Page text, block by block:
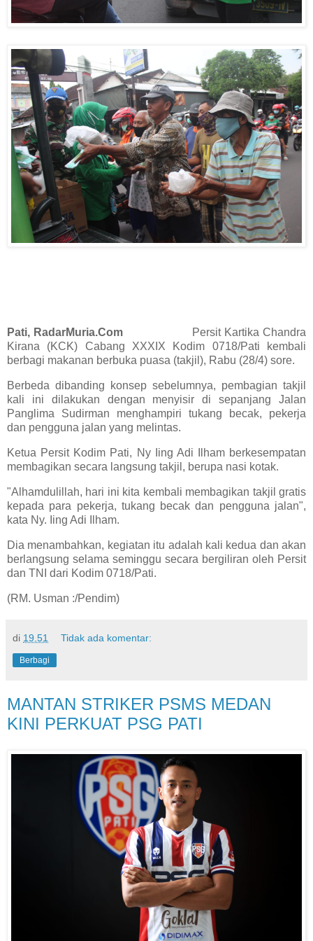
Pati, RadarMuria.Com
Persit Kartika Chandra
Kirana (KCK) Cabang XXXIX Kodim 0718/Pati kembali
berbagi makanan berbuka puasa (takjil), Rabu (28/4) sore.
Berbeda dibanding konsep sebelumnya, pembagian takjil
kali ini dilakukan dengan menyisir di sepanjang Jalan
Panglima Sudirman menghampiri tukang becak, pekerja
dan pengguna jalan yang melintas.
Ketua Persit Kodim Pati, Ny Iing Adi Ilham berkesempatan
membagikan secara langsung takjil, berupa nasi kotak.
"Alhamdulillah, hari ini kita kembali membagikan takjil gratis
kepada para pekerja, tukang becak dan pengguna jalan",
kata Ny. Iing Adi Ilham.
Dia menambahkan, kegiatan itu adalah kali kedua dan akan
berlangsung selama seminggu secara bergiliran oleh Persit
dan TNI dari Kodim 0718/Pati.
(RM. Usman :/Pendim)
di 19.51 Tidak ada komentar:
Berbagi
MANTAN STRIKER PSMS MEDAN
KINI PERKUAT PSG PATI